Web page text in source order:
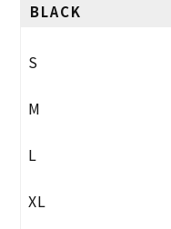
BLACK
S
M
L
XL